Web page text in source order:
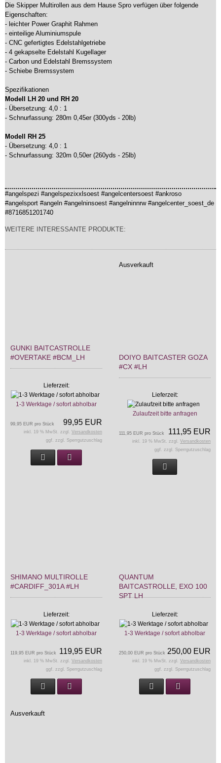
Die Skipper Multirollen aus dem Hause Spro verfügen über folgende
Eigenschaften:
- leichter Power Graphit Rahmen
- einteilige Aluminiumspule
- CNC gefertigtes Edelstahlgetriebe
- 4 gekapselte Edelstahl Kugellager
- Carbon und Edelstahl Bremssystem
- Schiebe Bremssystem
Spezifikationen
Modell LH 20 und RH 20
- Übersetzung: 4,0 : 1
- Schnurfassung: 280m 0,45er (300yds - 20lb)
Modell RH 25
- Übersetzung: 4,0 : 1
- Schnurfassung: 320m 0,50er (260yds - 25lb)
#angelspezi #angelspezixxlsoest #angelcentersoest #ankroso
#angelsport #angeln #angelninsoest #angelninnrw #angelcenter_soest_de
#8716851201740
WEITERE INTERESSANTE PRODUKTE:
GUNKI BAITCASTROLLE
#OVERTAKE #BCM_LH
Lieferzeit:
1-3 Werktage / sofort abholbar
99,95 EUR
99,95 EUR pro Stück
inkl. 19 % MwSt. zzgl. Versandkosten
ggf. zzgl. Sperrgutzuschlag
Ausverkauft
DOIYO BAITCASTER GOZA
#CX #LH
Lieferzeit:
Zulaufzeit bitte anfragen
111,95 EUR
111,95 EUR pro Stück
inkl. 19 % MwSt. zzgl. Versandkosten
ggf. zzgl. Sperrgutzuschlag
SHIMANO MULTIROLLE
#CARDIFF_301A #LH
Lieferzeit:
1-3 Werktage / sofort abholbar
119,95 EUR
119,95 EUR pro Stück
inkl. 19 % MwSt. zzgl. Versandkosten
ggf. zzgl. Sperrgutzuschlag
QUANTUM
BAITCASTROLLE, EXO 100
SPT LH
Lieferzeit:
1-3 Werktage / sofort abholbar
250,00 EUR
250,00 EUR pro Stück
inkl. 19 % MwSt. zzgl. Versandkosten
ggf. zzgl. Sperrgutzuschlag
Ausverkauft